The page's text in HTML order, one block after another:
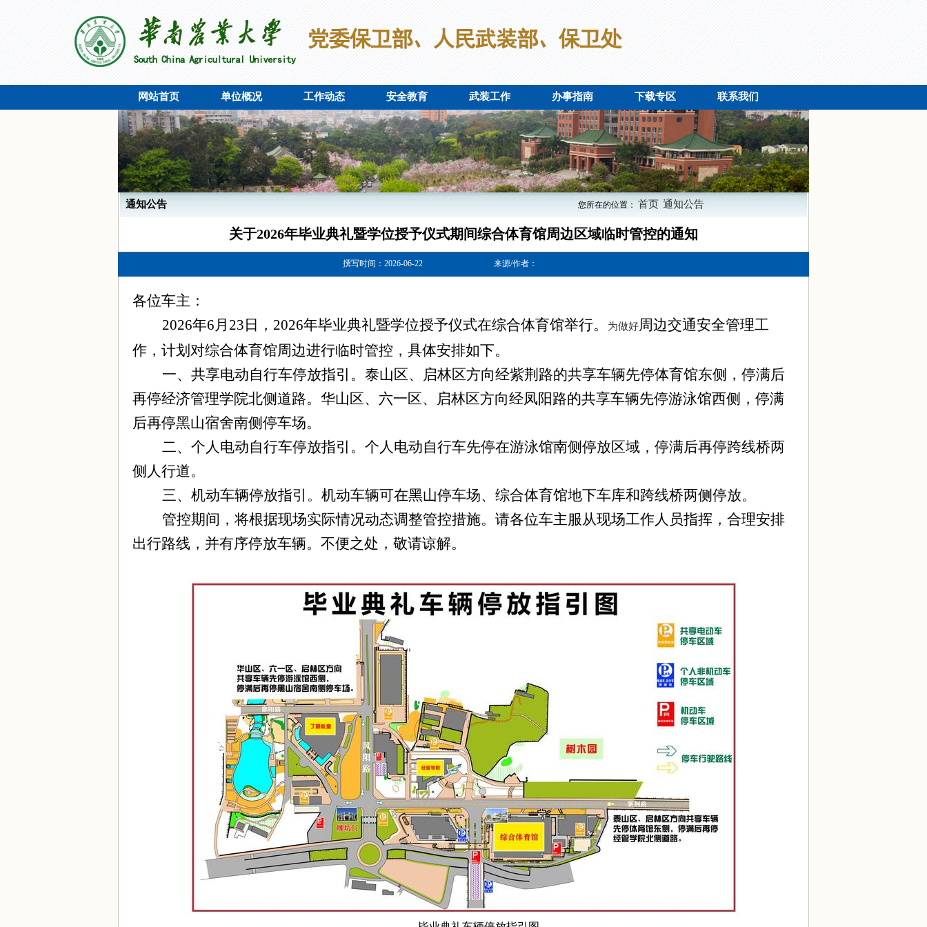
网站首页 单位概况 工作动态 安全教育 武装工作 办事指南 下载专区 联系我们
通知公告 您所在的位置： 首页 通知公告
关于2026年毕业典礼暨学位授予仪式期间综合体育馆周边区域临时管控的通知
撰写时间：2026-06-22 来源/作者：
各位车主：
2026年6月 23 日， 2026年毕业典礼暨学位授予仪式在综合体育馆举行。 为做好周边交通安全管理工
作，计划对综合体育馆周边进行临时管控，具体安排如下。
一、共享电动自行车停放指引。泰山区、启林区方向经紫荆路的共享车辆先停体育馆东侧，停满后
再停经济管理学院北侧道路。华山区、六一区、启林区方向经凤阳路的共享车辆先停游泳馆西侧，停满
后再停黑山宿舍南侧停车场。
二、个人电动自行车停放指引。个人电动自行车先停在游泳馆南侧停放区域，停满后再停跨线桥两
侧人行道。
三、机动车辆停放指引。机动车辆可在黑山停车场、综合体育馆地下车库和跨线桥两侧停放。
管控期间，将根据现场实际情况动态调整管控措施。请各位车主服从现场工作人员指挥，合理安排
出行路线，并有序停放车辆。不便之处，敬请谅解。